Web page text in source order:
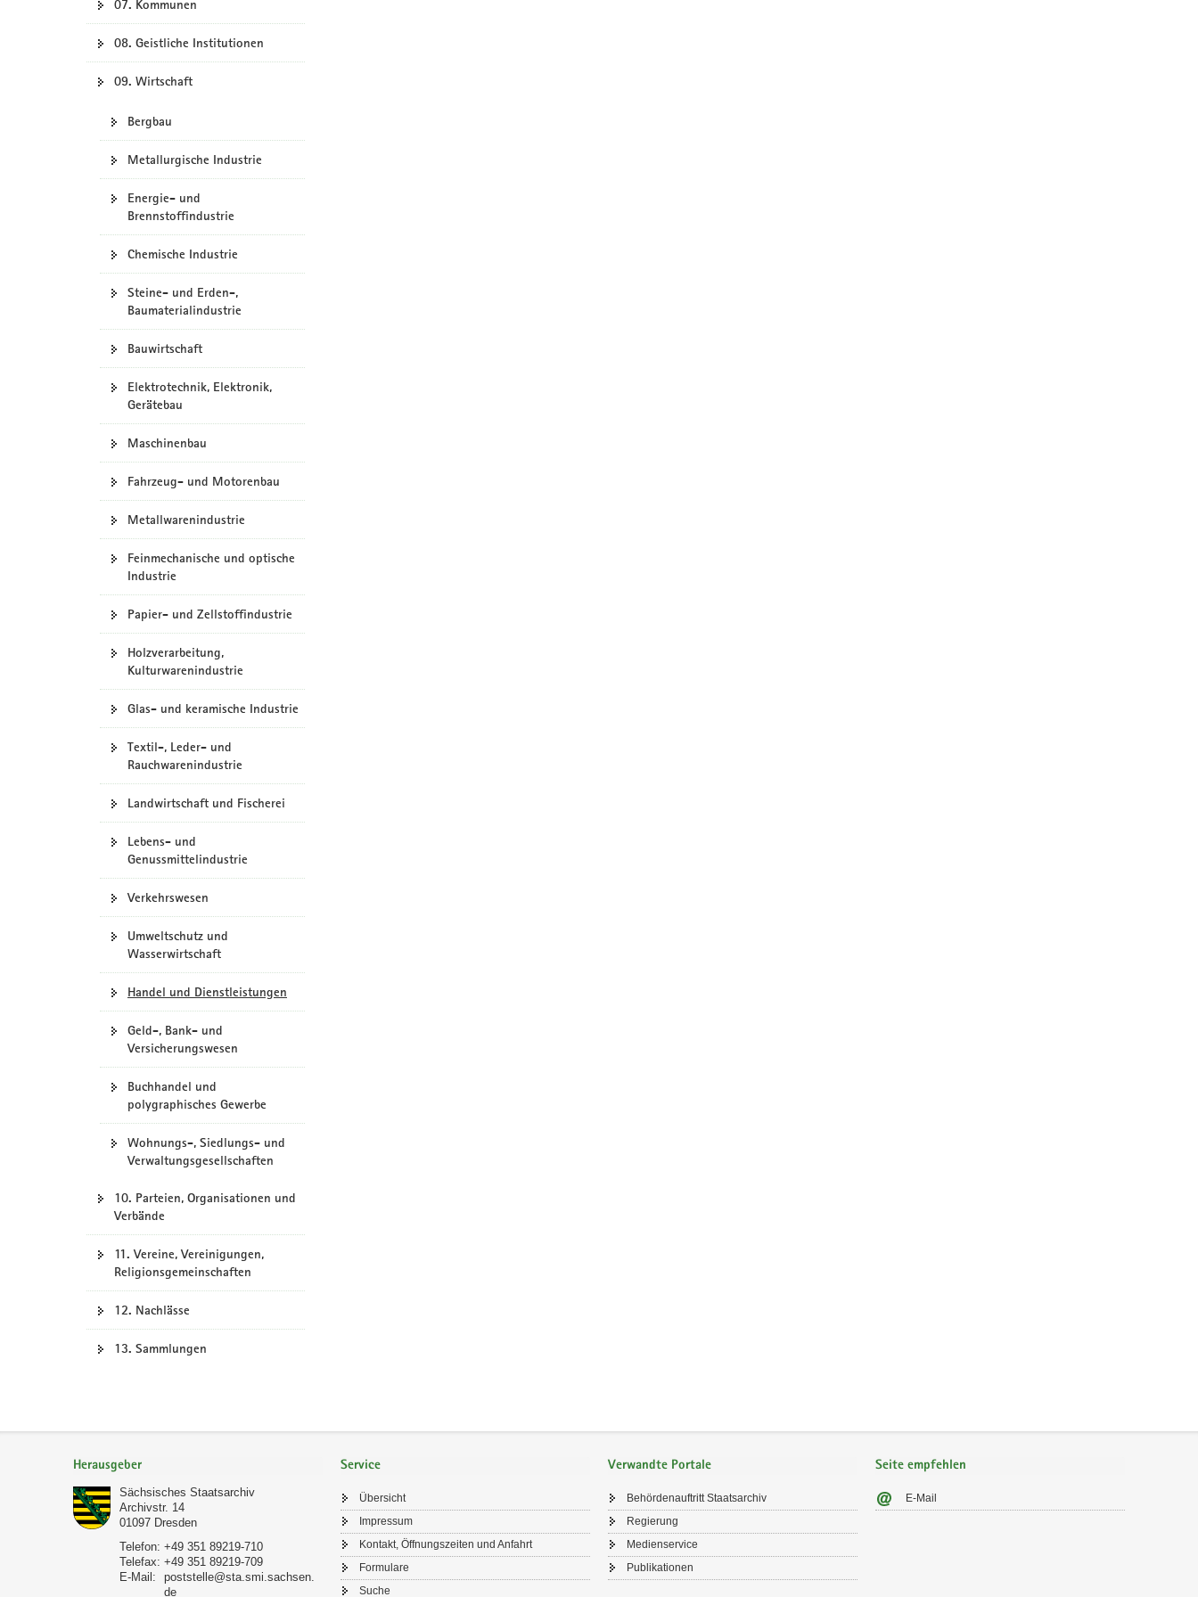
07. Kommunen
08. Geistliche Institutionen
09. Wirtschaft
Bergbau
Metallurgische Industrie
Energie- und
Brennstoffindustrie
Chemische Industrie
Steine- und Erden-,
Baumaterialindustrie
Bauwirtschaft
Elektrotechnik, Elektronik,
Gerätebau
Maschinenbau
Fahrzeug- und Motorenbau
Metallwarenindustrie
Feinmechanische und optische
Industrie
Papier- und Zellstoffindustrie
Holzverarbeitung,
Kulturwarenindustrie
Glas- und keramische Industrie
Textil-, Leder- und
Rauchwarenindustrie
Landwirtschaft und Fischerei
Lebens- und
Genussmittelindustrie
Verkehrswesen
Umweltschutz und
Wasserwirtschaft
Handel und Dienstleistungen
Geld-, Bank- und
Versicherungswesen
Buchhandel und
polygraphisches Gewerbe
Wohnungs-, Siedlungs- und
Verwaltungsgesellschaften
10. Parteien, Organisationen und
Verbände
11. Vereine, Vereinigungen,
Religionsgemeinschaften
12. Nachlässe
13. Sammlungen
Herausgeber
Sächsisches Staatsarchiv
Archivstr. 14
01097 Dresden
Telefon: +49 351 89219-710
Telefax: +49 351 89219-709
E-Mail:
poststelle@sta.smi.sachsen.
de
Service
Übersicht
Impressum
Kontakt, Öffnungszeiten und Anfahrt
Formulare
Suche
Verwandte Portale
Behördenauftritt Staatsarchiv
Regierung
Medienservice
Publikationen
Seite empfehlen
E-Mail